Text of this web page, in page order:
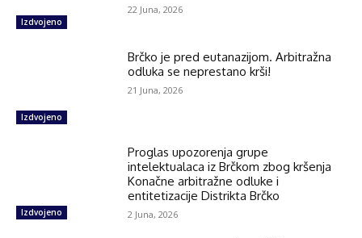
Izdvojeno
22 Juna, 2026
Izdvojeno
Brčko je pred eutanazijom. Arbitražna
odluka se neprestano krši!
21 Juna, 2026
Izdvojeno
Proglas upozorenja grupe
intelektualaca iz Brčkom zbog kršenja
Konačne arbitražne odluke i
entitetizacije Distrikta Brčko
2 Juna, 2026